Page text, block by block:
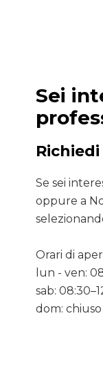
Sei
Se sei
oppure a
Orari di
lun - ven:
sab:
dom: chiuso